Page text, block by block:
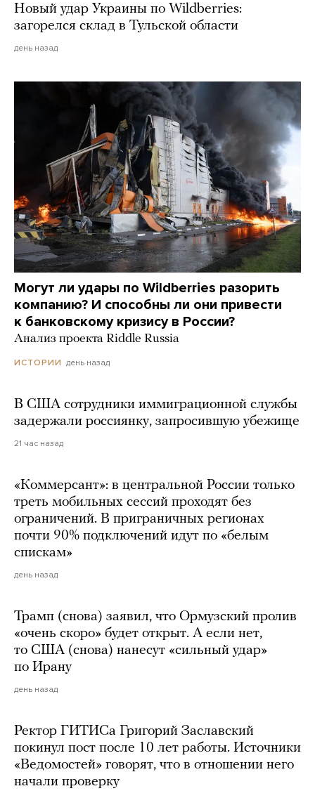
Новый удар Украины по Wildberries:
загорелся склад в Тульской области
день назад
Могут ли удары по Wildberries разорить
компанию? И способны ли они привести
к банковскому кризису в России?
Анализ проекта Riddle Russia
ИСТОРИИ день назад
В США сотрудники иммиграционной службы
задержали россиянку, запросившую убежище
21 час назад
«Коммерсант»: в центральной России только
треть мобильных сессий проходят без
ограничений. В приграничных регионах
почти 90% подключений идут по «белым
спискам»
день назад
Трамп (снова) заявил, что Ормузский пролив
«очень скоро» будет открыт. А если нет,
то США (снова) нанесут «сильный удар»
по Ирану
день назад
Ректор ГИТИСа Григорий Заславский
покинул пост после 10 лет работы. Источники
«Ведомостей» говорят, что в отношении него
начали проверку